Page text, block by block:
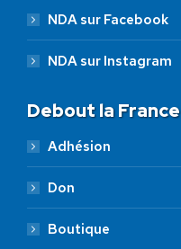
NDA sur Facebook
NDA sur Instagram
Debout la France
Adhésion
Don
Boutique